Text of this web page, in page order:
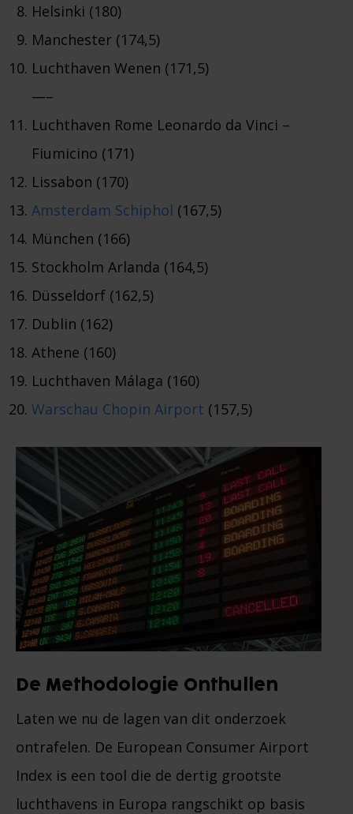
Helsinki (180)
Manchester (174,5)
Luchthaven Wenen (171,5)
—–
Luchthaven Rome Leonardo da Vinci –
Fiumicino (171)
Lissabon (170)
Amsterdam Schiphol (167,5)
München (166)
Stockholm Arlanda (164,5)
Düsseldorf (162,5)
Dublin (162)
Athene (160)
Luchthaven Málaga (160)
Warschau Chopin Airport (157,5)
De Methodologie Onthullen
Laten we nu de lagen van dit onderzoek
ontrafelen. De European Consumer Airport
Index is een tool die de dertig grootste
luchthavens in Europa rangschikt op basis